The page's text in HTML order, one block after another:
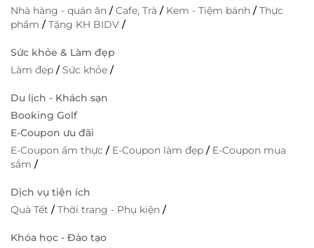
Nhà hàng - quán ăn /Cafe, Trà / Kem - Tiệm bánh /Thực
phẩm /Tặng KH BIDV /
Sức khỏe & Làm đẹp
Làm đẹp /Sức khỏe /
Du lịch - Khách sạn
Booking Golf
E-Coupon ưu đãi
E-Coupon ẩm thực / E-Coupon làm đẹp / E-Coupon mua
sắm /
Dịch vụ tiện ích
Quà Tết /Thời trang - Phụ kiện /
Khóa học - Đào tạo